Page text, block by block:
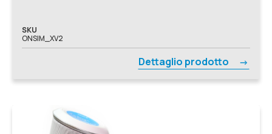
SKU
ONSIM_XV2
Dettaglio prodotto